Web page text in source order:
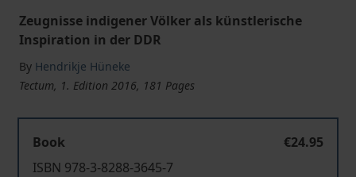
Zeugnisse indigener Völker als künstlerische
Inspiration in der DDR
By Hendrikje Hüneke
Tectum, 1. Edition 2016, 181 Pages
Book
€24.95
ISBN 978-3-8288-3645-7